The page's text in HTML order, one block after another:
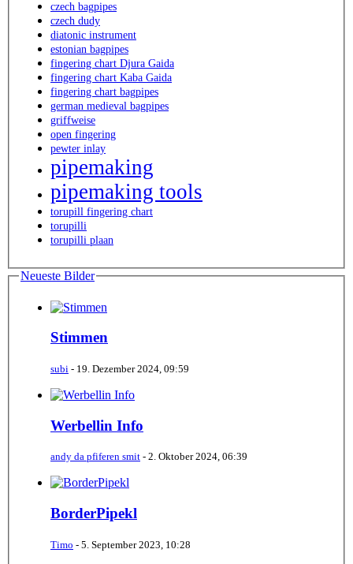
czech bagpipes
czech dudy
diatonic instrument
estonian bagpipes
fingering chart Djura Gaida
fingering chart Kaba Gaida
fingering chart bagpipes
german medieval bagpipes
griffweise
open fingering
pewter inlay
pipemaking
pipemaking tools
torupill fingering chart
torupilli
torupilli plaan
Neueste Bilder
Stimmen
subi - 19. Dezember 2024, 09:59
Werbellin Info
andy da pfiferen smit - 2. Oktober 2024, 06:39
BorderPipekl
Timo - 5. September 2023, 10:28